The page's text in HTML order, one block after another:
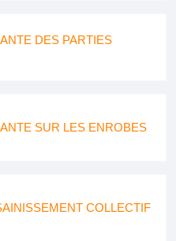
DES PARTIES
SUR LES ENROBES
COLLECTIF